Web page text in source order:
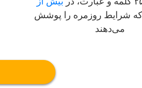
بیش از
که شرایط روزمره را پوشش
می‌دهند